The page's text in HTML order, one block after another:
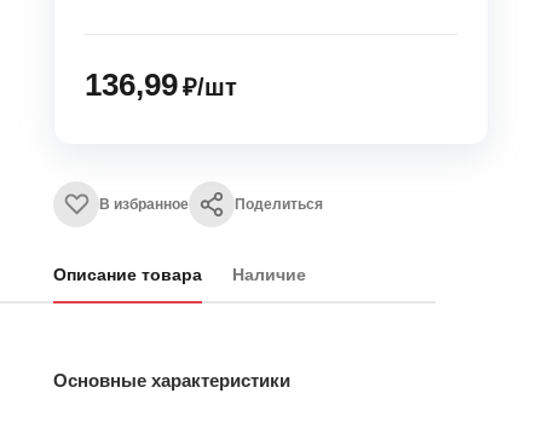
136,99₽/шт
В избранное Поделиться
Описание товара Наличие
Основные характеристики